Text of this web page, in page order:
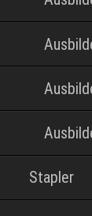
Stapler